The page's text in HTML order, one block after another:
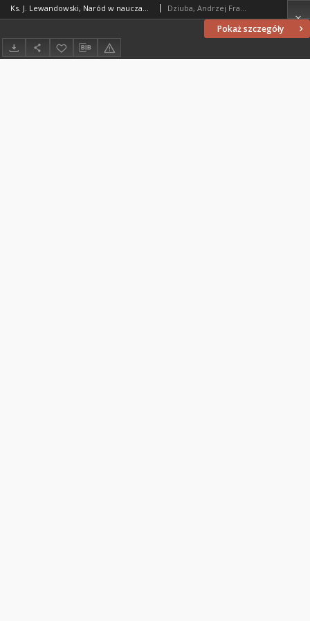
Pokaż szczegóły
Ks. J. Lewandowski, Naród w nauczaniu Kardynała Stefana Wyszyńskiego : [recenzja] Dziuba, Andrzej Franciszek (1950- )